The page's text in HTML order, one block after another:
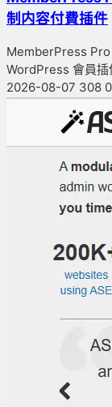
制内容付費插件
MemberPress Pro
WordPress 會員插
2026-08-07 308 0